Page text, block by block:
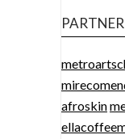
PARTNER
afroskin